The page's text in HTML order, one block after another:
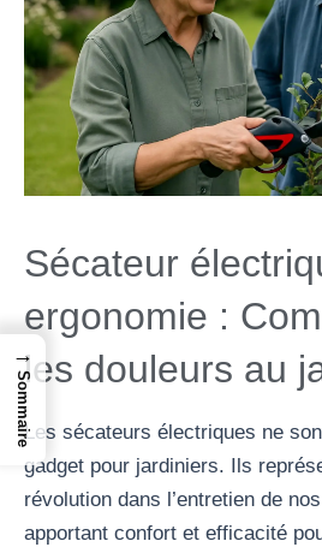
Sécateur
ergonomie :
les douleurs au
Les sécateurs électriques ne
gadget pour jardiniers. Ils
révolution dans l’entretien de
apportant confort et efficacité
→
Sommaire